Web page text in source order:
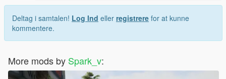
Deltag i samtalen! Log Ind eller registrere for at kunne
kommentere.
More mods by Spark_v: